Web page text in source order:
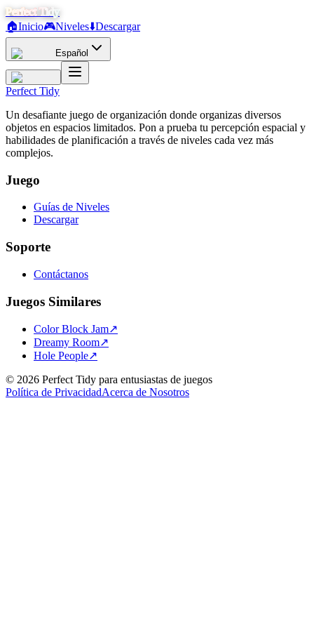
Perfect Tidy
🏠Inicio🎮Niveles⬇️Descargar
Español
Perfect Tidy
Un desafiante juego de organización donde organizas diversos
objetos en espacios limitados. Pon a prueba tu percepción espacial y
habilidades de planificación a través de niveles cada vez más
complejos.
Juego
Guías de Niveles
Descargar
Soporte
Contáctanos
Juegos Similares
Color Block Jam↗️
Dreamy Room↗️
Hole People↗️
© 2026 Perfect Tidy para entusiastas de juegos
Política de PrivacidadAcerca de Nosotros